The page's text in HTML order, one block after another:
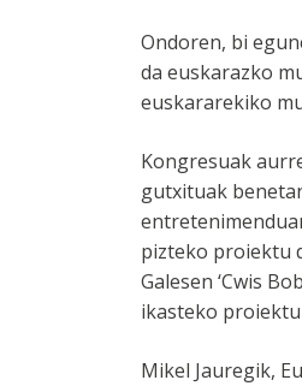
Ondoren, bi
da euskarazko
euskararekiko
Kongresuak
gutxituak
pizteko proiektu
Galesen ‘Cwis
ikasteko
Mikel Jauregik,